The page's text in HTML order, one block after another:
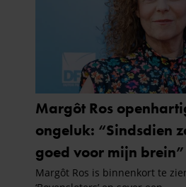
partners voor social media,
partners kunnen deze gegevens
informatie die u aan ze heeft
verzameld op basis van uw
gaat akkoord met onze cookies
gebruiken.